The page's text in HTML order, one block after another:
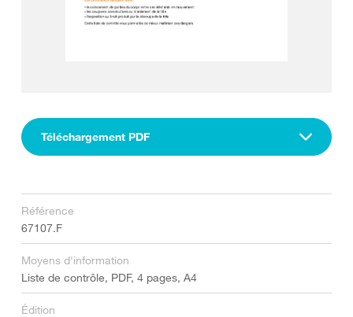
Téléchargement PDF
Référence
67107.F
Moyens d'information
Liste de contrôle, PDF, 4 pages, A4
Édition